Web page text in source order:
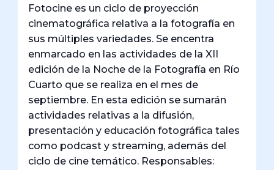
Fotocine es un ciclo de proyección
cinematográfica relativa a la fotografía en
sus múltiples variedades. Se encentra
enmarcado en las actividades de la XII
edición de la Noche de la Fotografía en Río
Cuarto que se realiza en el mes de
septiembre. En esta edición se sumarán
actividades relativas a la difusión,
presentación y educación fotográfica tales
como podcast y streaming, además del
ciclo de cine temático. Responsables: